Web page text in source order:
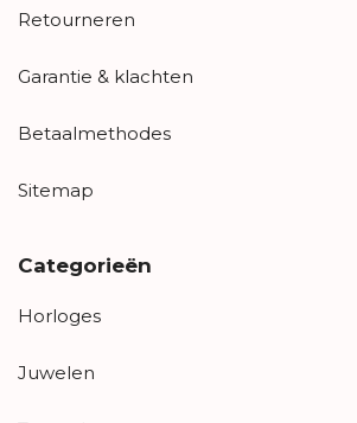
Retourneren
Garantie & klachten
Betaalmethodes
Sitemap
Categorieën
Horloges
Juwelen